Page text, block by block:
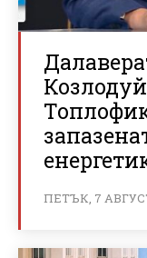
ПЕТЪК, 7